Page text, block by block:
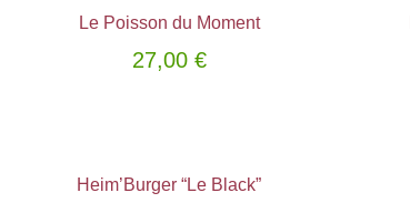
Le Poisson du Moment
27,00 €
Choix des options
Heim’Burger “Le Black”
Choix des options